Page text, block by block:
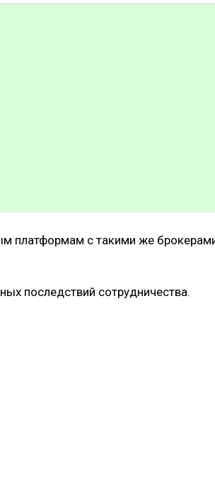
платформам с такими же
последствий сотрудничества.